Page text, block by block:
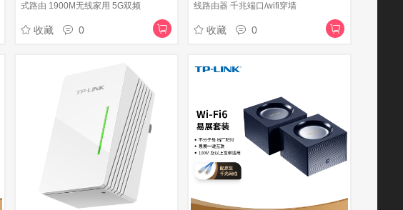
式路由 1900M无线家用 5G双频
WDR7651千兆易展版 千兆端口 内配千
兆网线
收藏 0
线路由器 千兆端口/wifi穿墙
收藏 0